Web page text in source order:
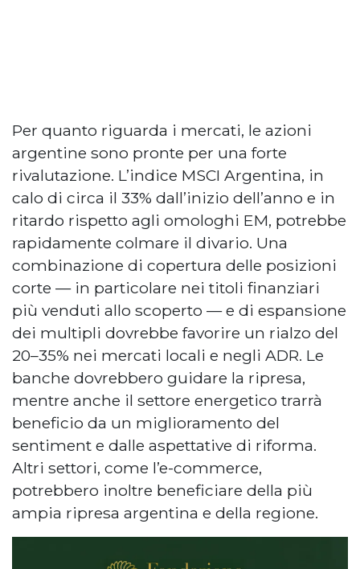
Per quanto riguarda i mercati, le azioni
argentine sono pronte per una forte
rivalutazione. L’indice MSCI Argentina, in
calo di circa il 33% dall’inizio dell’anno e in
ritardo rispetto agli omologhi EM, potrebbe
rapidamente colmare il divario. Una
combinazione di copertura delle posizioni
corte — in particolare nei titoli finanziari
più venduti allo scoperto — e di espansione
dei multipli dovrebbe favorire un rialzo del
20–35% nei mercati locali e negli ADR. Le
banche dovrebbero guidare la ripresa,
mentre anche il settore energetico trarrà
beneficio da un miglioramento del
sentiment e dalle aspettative di riforma.
Altri settori, come l’e-commerce,
potrebbero inoltre beneficiare della più
ampia ripresa argentina e della regione.